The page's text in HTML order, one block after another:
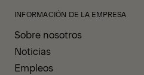
INFORMACIÓN DE LA EMPRESA
Sobre nosotros
Noticias
Empleos